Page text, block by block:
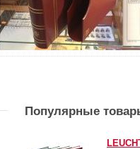
Популярные